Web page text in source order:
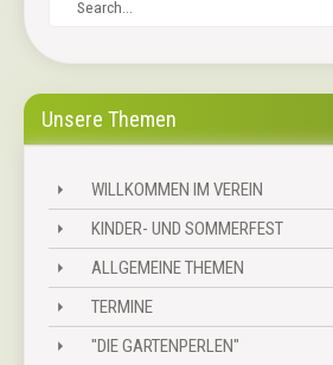
Unsere Themen
⏵ WILLKOMMEN IM VEREIN
⏵ KINDER- UND SOMMERFEST
⏵ ALLGEMEINE THEMEN
⏵ TERMINE
⏵ "DIE GARTENPERLEN"